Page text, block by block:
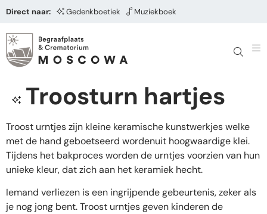
Direct naar: Gedenkboetiek Muziekboek
Troosturn hartjes
Troost urntjes zijn kleine keramische kunstwerkjes welke
met de hand geboetseerd wordenuit hoogwaardige klei.
Tijdens het bakproces worden de urntjes voorzien van hun
unieke kleur, dat zich aan het keramiek hecht.
Iemand verliezen is een ingrijpende gebeurtenis, zeker als
je nog jong bent. Troost urntjes geven kinderen de